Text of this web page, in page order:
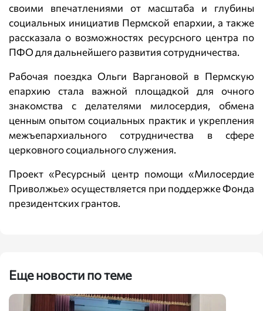
своими впечатлениями от масштаба и глубины
социальных инициатив Пермской епархии, а также
рассказала о возможностях ресурсного центра по
ПФО для дальнейшего развития сотрудничества.
Рабочая поездка Ольги Варгановой в Пермскую
епархию стала важной площадкой для очного
знакомства с делателями милосердия, обмена
ценным опытом социальных практик и укрепления
межъепархиального сотрудничества в сфере
церковного социального служения.
Проект «Ресурсный центр помощи «Милосердие
Приволжье» осуществляется при поддержке Фонда
президентских грантов.
Еще новости по теме